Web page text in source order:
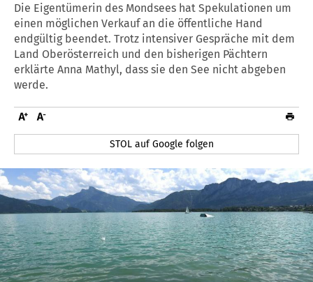
Die Eigentümerin des Mondsees hat Spekulationen um
einen möglichen Verkauf an die öffentliche Hand
endgültig beendet. Trotz intensiver Gespräche mit dem
Land Oberösterreich und den bisherigen Pächtern
erklärte Anna Mathyl, dass sie den See nicht abgeben
werde.
STOL auf Google folgen